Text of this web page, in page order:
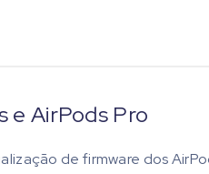
e AirPods Pro
de firmware dos